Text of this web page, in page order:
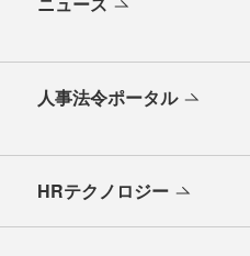
人事法令ポータル
HRテクノロジー